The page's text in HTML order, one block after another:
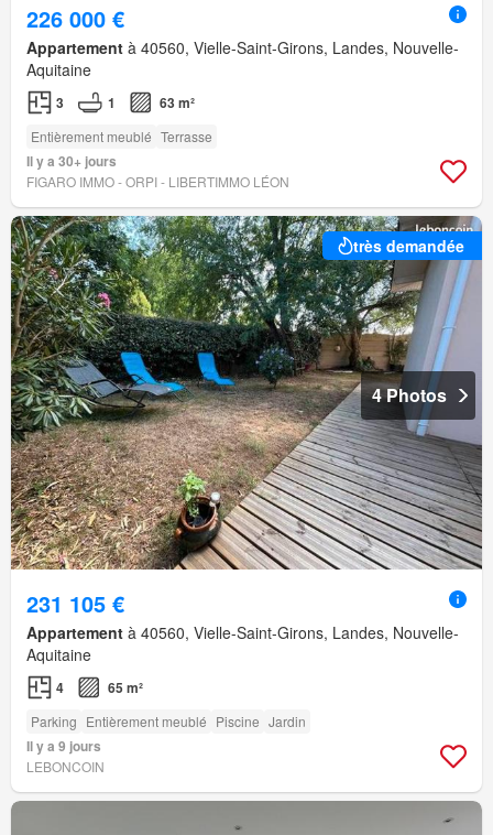
226 000 €
Appartement à 40560, Vielle-Saint-Girons, Landes, Nouvelle-
Aquitaine
3 1 63 m²
Entièrement meublé Terrasse
Il y a 30+ jours
FIGARO IMMO - ORPI - LIBERTIMMO LÉON
très demandée
4 Photos
231 105 €
Appartement à 40560, Vielle-Saint-Girons, Landes, Nouvelle-
Aquitaine
4 65 m²
Parking Entièrement meublé Piscine Jardin
Il y a 9 jours
LEBONCOIN